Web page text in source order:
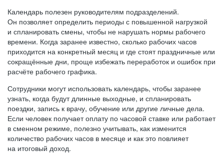
Календарь полезен руководителям подразделений.
Он позволяет определить периоды с повышенной нагрузкой
и спланировать смены, чтобы не нарушать нормы рабочего
времени. Когда заранее известно, сколько рабочих часов
приходится на конкретный месяц и где стоят праздничные или
сокращённые дни, проще избежать переработок и ошибок при
расчёте рабочего графика.
Сотрудники могут использовать календарь, чтобы заранее
узнать, когда будут длинные выходные, и спланировать
поездки, запись к врачу, обучение или другие личные дела.
Если человек получает оплату по часовой ставке или работает
в сменном режиме, полезно учитывать, как изменится
количество рабочих часов в месяце и как это повлияет
на итоговый доход.